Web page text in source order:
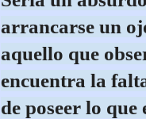
arrancarse un
aquello que
encuentra la
de poseer lo